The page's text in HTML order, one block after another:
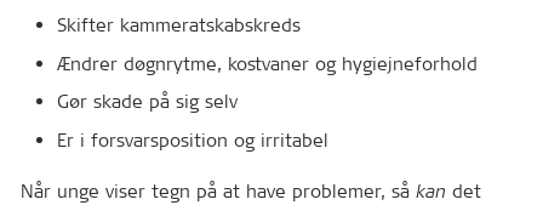
Skifter kammeratskabskreds
Ændrer døgnrytme, kostvaner og hygiejneforhold
Gør skade på sig selv
Er i forsvarsposition og irritabel
Når unge viser tegn på at have problemer, så kan det